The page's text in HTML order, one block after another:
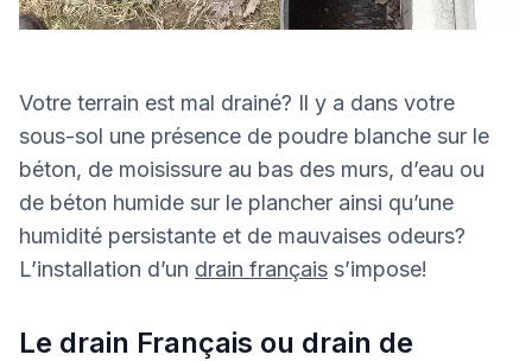
Votre terrain est mal drainé? Il y a dans votre
sous-sol une présence de poudre blanche sur le
béton, de moisissure au bas des murs, d’eau ou
de béton humide sur le plancher ainsi qu’une
humidité persistante et de mauvaises odeurs?
L’installation d’un drain français s’impose!
Le drain Français ou drain de